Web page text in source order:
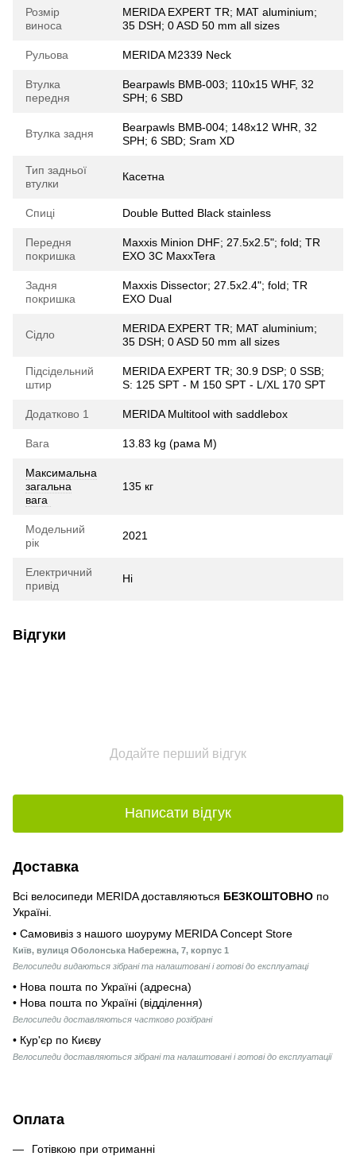
Розмір
виноса
MERIDA EXPERT TR; MAT aluminium;
35 DSH; 0 ASD 50 mm all sizes
Рульова MERIDA M2339 Neck
Втулка
передня
Bearpawls BMB-003; 110x15 WHF, 32
SPH; 6 SBD
Втулка задня
Bearpawls BMB-004; 148x12 WHR, 32
SPH; 6 SBD; Sram XD
Тип задньої
втулки
Касетна
Спиці Double Butted Black stainless
Передня
покришка
Maxxis Minion DHF; 27.5x2.5"; fold; TR
EXO 3C MaxxTera
Задня
покришка
Maxxis Dissector; 27.5x2.4"; fold; TR
EXO Dual
Сідло
MERIDA EXPERT TR; MAT aluminium;
35 DSH; 0 ASD 50 mm all sizes
Підсідельний
штир
MERIDA EXPERT TR; 30.9 DSP; 0 SSB;
S: 125 SPT - M 150 SPT - L/XL 170 SPT
Додатково 1 MERIDA Multitool with saddlebox
Вага 13.83 kg (рама M)
Максимальна
загальна
вага
135 кг
Модельний
рік
2021
Електричний
привід
Ні
Відгуки
Додайте перший відгук
Написати відгук
Доставка
Всі велосипеди MERIDA доставляються БЕЗКОШТОВНО по
Україні.
• Самовивіз з нашого шоуруму MERIDA Concept Store
Київ, вулиця Оболонська Набережна, 7, корпус 1
Велосипеди видаються зібрані та налаштовані і готові до експлуатаці
• Нова пошта по Україні (адресна)
• Нова пошта по Україні (відділення)
Велосипеди доставляються частково розібрані
• Кур'єр по Києву
Велосипеди доставляються зібрані та налаштовані і готові до експлуатації
Оплата
Готівкою при отриманні